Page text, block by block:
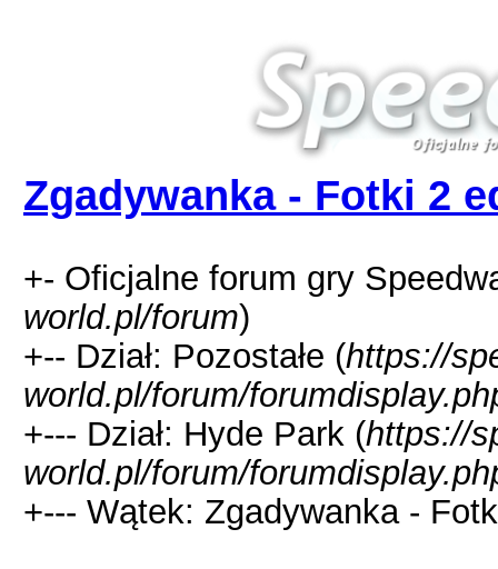
Zgadywanka - Fotki 2
+- Oficjalne forum gry
world.pl/forum)
+-- Dział: Pozostałe (https://
world.pl/forum/
+--- Dział: Hyde Park (https://
world.pl/forum/
+--- Wątek: Zgadywanka -